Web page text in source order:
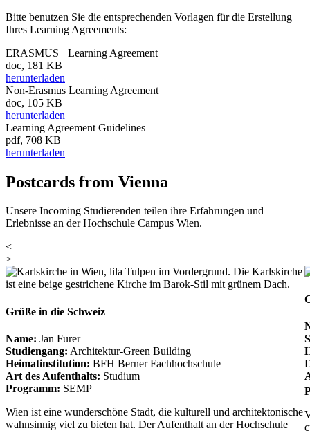
Bitte benutzen Sie die entsprechenden Vorlagen für die Erstellung
Ihres Learning Agreements:
ERASMUS+ Learning Agreement
doc, 181 KB
herunterladen
Non-Erasmus Learning Agreement
doc, 105 KB
herunterladen
Learning Agreement Guidelines
pdf, 708 KB
herunterladen
Postcards from Vienna
Unsere Incoming Studierenden teilen ihre Erfahrungen und
Erlebnisse an der Hochschule Campus Wien.
<
>
Grüße in die Schweiz
Name: Jan Furer
Studiengang: Architektur-Green Building
Heimatinstitution: BFH Berner Fachhochschule
Art des Aufenthalts: Studium
Programm: SEMP
Wien ist eine wunderschöne Stadt, die kulturell und architektonische
wahnsinnig viel zu bieten hat. Der Aufenthalt an der Hochschule